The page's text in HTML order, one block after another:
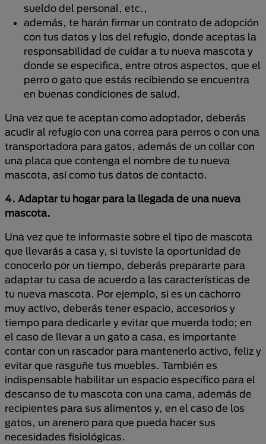
sueldo del personal, etc.,
además, te harán firmar un contrato de adopción
con tus datos y los del refugio, donde aceptas la
responsabilidad de cuidar a tu nueva mascota y
donde se especifica, entre otros aspectos, que el
perro o gato que estás recibiendo se encuentra
en buenas condiciones de salud.
Una vez que te aceptan como adoptador, deberás
acudir al refugio con una correa para perros o con una
transportadora para gatos, además de un collar con
una placa que contenga el nombre de tu nueva
mascota, así como tus datos de contacto.
4. Adaptar tu hogar para la llegada de una nueva
mascota.
Una vez que te informaste sobre el tipo de mascota
que llevarás a casa y, si tuviste la oportunidad de
conocerlo por un tiempo, deberás prepararte para
adaptar tu casa de acuerdo a las características de
tu nueva mascota. Por ejemplo, si es un cachorro
muy activo, deberás tener espacio, accesorios y
tiempo para dedicarle y evitar que muerda todo; en
el caso de llevar a un gato a casa, es importante
contar con un rascador para mantenerlo activo, feliz y
evitar que rasguñe tus muebles. También es
indispensable habilitar un espacio específico para el
descanso de tu mascota con una cama, además de
recipientes para sus alimentos y, en el caso de los
gatos, un arenero para que pueda hacer sus
necesidades fisiológicas.